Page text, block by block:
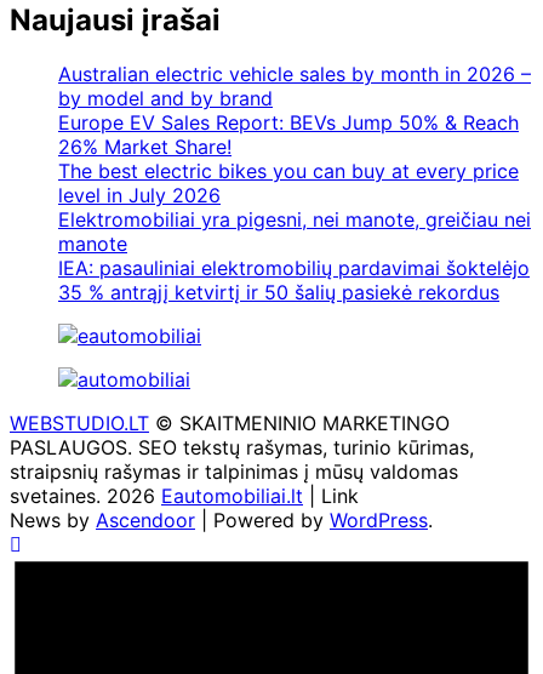
Naujausi įrašai
Australian electric vehicle sales by month in 2026 –
by model and by brand
Europe EV Sales Report: BEVs Jump 50% & Reach
26% Market Share!
The best electric bikes you can buy at every price
level in July 2026
Elektromobiliai yra pigesni, nei manote, greičiau nei
manote
IEA: pasauliniai elektromobilių pardavimai šoktelėjo
35 % antrąjį ketvirtį ir 50 šalių pasiekė rekordus
WEBSTUDIO.LT © SKAITMENINIO MARKETINGO
PASLAUGOS. SEO tekstų rašymas, turinio kūrimas,
straipsnių rašymas ir talpinimas į mūsų valdomas
svetaines. 2026 Eautomobiliai.lt | Link
News by Ascendoor | Powered by WordPress.